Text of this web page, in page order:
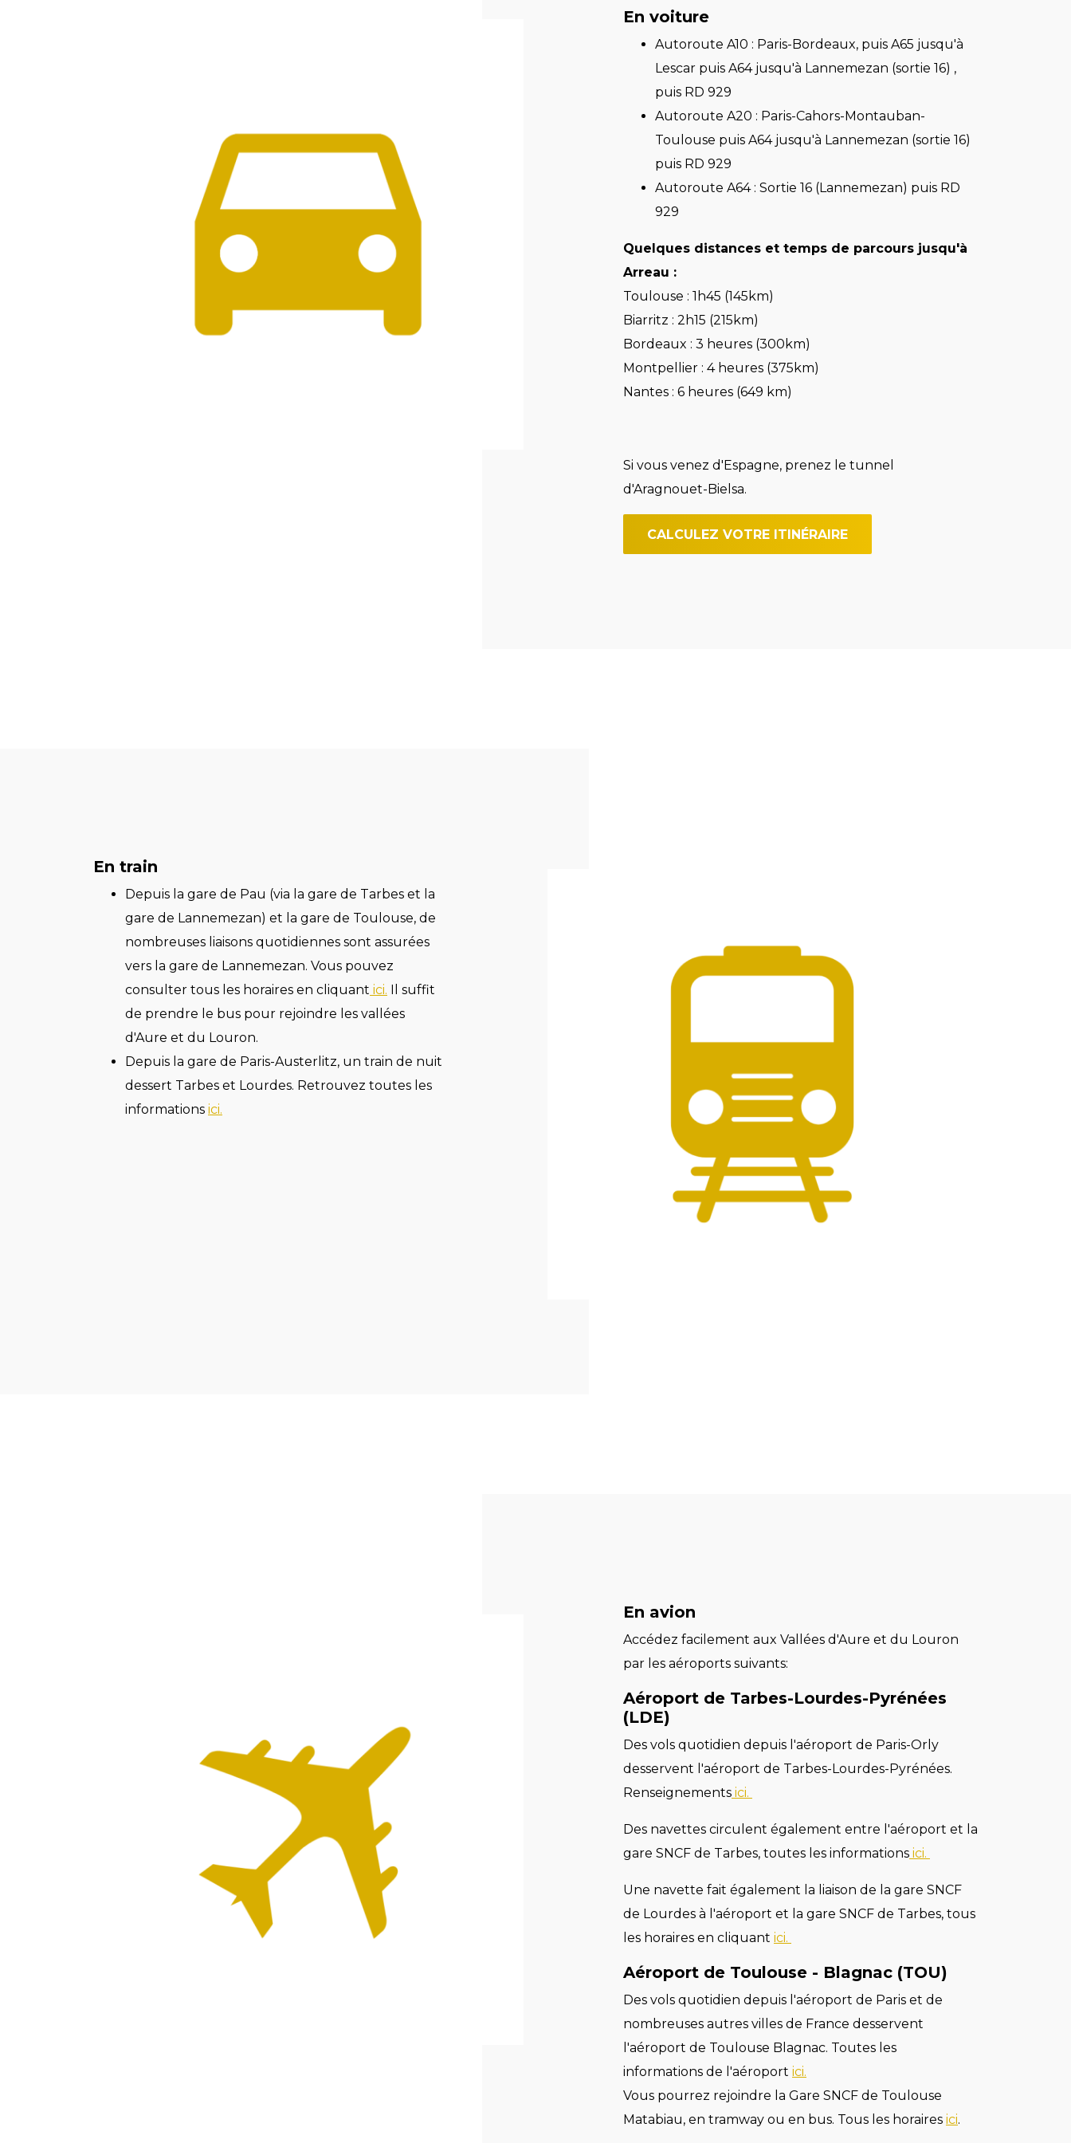
En voiture
Autoroute A10 : Paris-Bordeaux, puis A65 jusqu'à
Lescar puis A64 jusqu'à Lannemezan (sortie 16) ,
puis RD 929
Autoroute A20 : Paris-Cahors-Montauban-
Toulouse puis A64 jusqu'à Lannemezan (sortie 16)
puis RD 929
Autoroute A64 : Sortie 16 (Lannemezan) puis RD
929
Quelques distances et temps de parcours jusqu'à
Arreau :
Toulouse : 1h45 (145km)
Biarritz : 2h15 (215km)
Bordeaux : 3 heures (300km)
Montpellier : 4 heures (375km)
Nantes : 6 heures (649 km)
Si vous venez d'Espagne, prenez le tunnel
d'Aragnouet-Bielsa.
CALCULEZ VOTRE ITINÉRAIRE
En train
Depuis la gare de Pau (via la gare de Tarbes et la
gare de Lannemezan) et la gare de Toulouse, de
nombreuses liaisons quotidiennes sont assurées
vers la gare de Lannemezan. Vous pouvez
consulter tous les horaires en cliquant ici. Il suffit
de prendre le bus pour rejoindre les vallées
d'Aure et du Louron.
Depuis la gare de Paris-Austerlitz, un train de nuit
dessert Tarbes et Lourdes. Retrouvez toutes les
informations ici.
En avion
Accédez facilement aux Vallées d'Aure et du Louron
par les aéroports suivants:
Aéroport de Tarbes-Lourdes-Pyrénées
(LDE)
Des vols quotidien depuis l'aéroport de Paris-Orly
desservent l'aéroport de Tarbes-Lourdes-Pyrénées.
Renseignements ici.
Des navettes circulent également entre l'aéroport et la
gare SNCF de Tarbes, toutes les informations ici.
Une navette fait également la liaison de la gare SNCF
de Lourdes à l'aéroport et la gare SNCF de Tarbes, tous
les horaires en cliquant ici.
Aéroport de Toulouse - Blagnac (TOU)
Des vols quotidien depuis l'aéroport de Paris et de
nombreuses autres villes de France desservent
l'aéroport de Toulouse Blagnac. Toutes les
informations de l'aéroport ici.
Vous pourrez rejoindre la Gare SNCF de Toulouse
Matabiau, en tramway ou en bus. Tous les horaires ici.